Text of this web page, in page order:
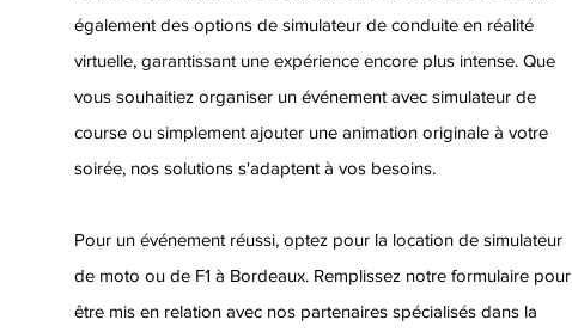
également des options de simulateur de conduite en réalité
virtuelle, garantissant une expérience encore plus intense. Que
vous souhaitiez organiser un événement avec simulateur de
course ou simplement ajouter une animation originale à votre
soirée, nos solutions s'adaptent à vos besoins.
Pour un événement réussi, optez pour la location de simulateur
de moto ou de F1 à Bordeaux. Remplissez notre formulaire pour
être mis en relation avec nos partenaires spécialisés dans la